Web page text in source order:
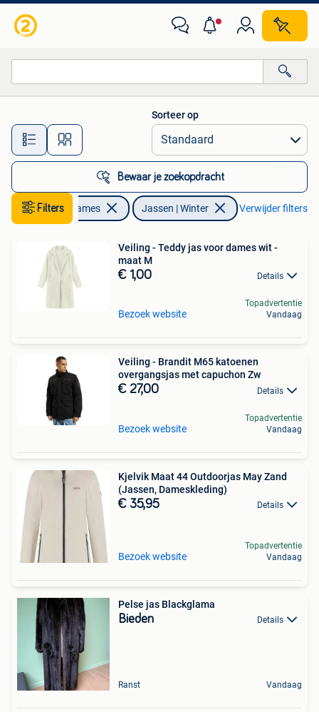
Alle afstanden…
Sorteer op
Bewaar je zoekopdracht
Filters
Kleding | Dames Jassen | Winter Verwijder filters
Veiling - Teddy jas voor dames wit -
maat M
€ 1,00 Details
Bezoek website
Topadvertentie
Vandaag
Veiling - Brandit M65 katoenen
overgangsjas met capuchon Zw
€ 27,00 Details
Bezoek website
Topadvertentie
Vandaag
Kjelvik Maat 44 Outdoorjas May Zand
(Jassen, Dameskleding)
€ 35,95 Details
Bezoek website
Topadvertentie
Vandaag
Pelse jas Blackglama
Bieden Details
Ranst Vandaag